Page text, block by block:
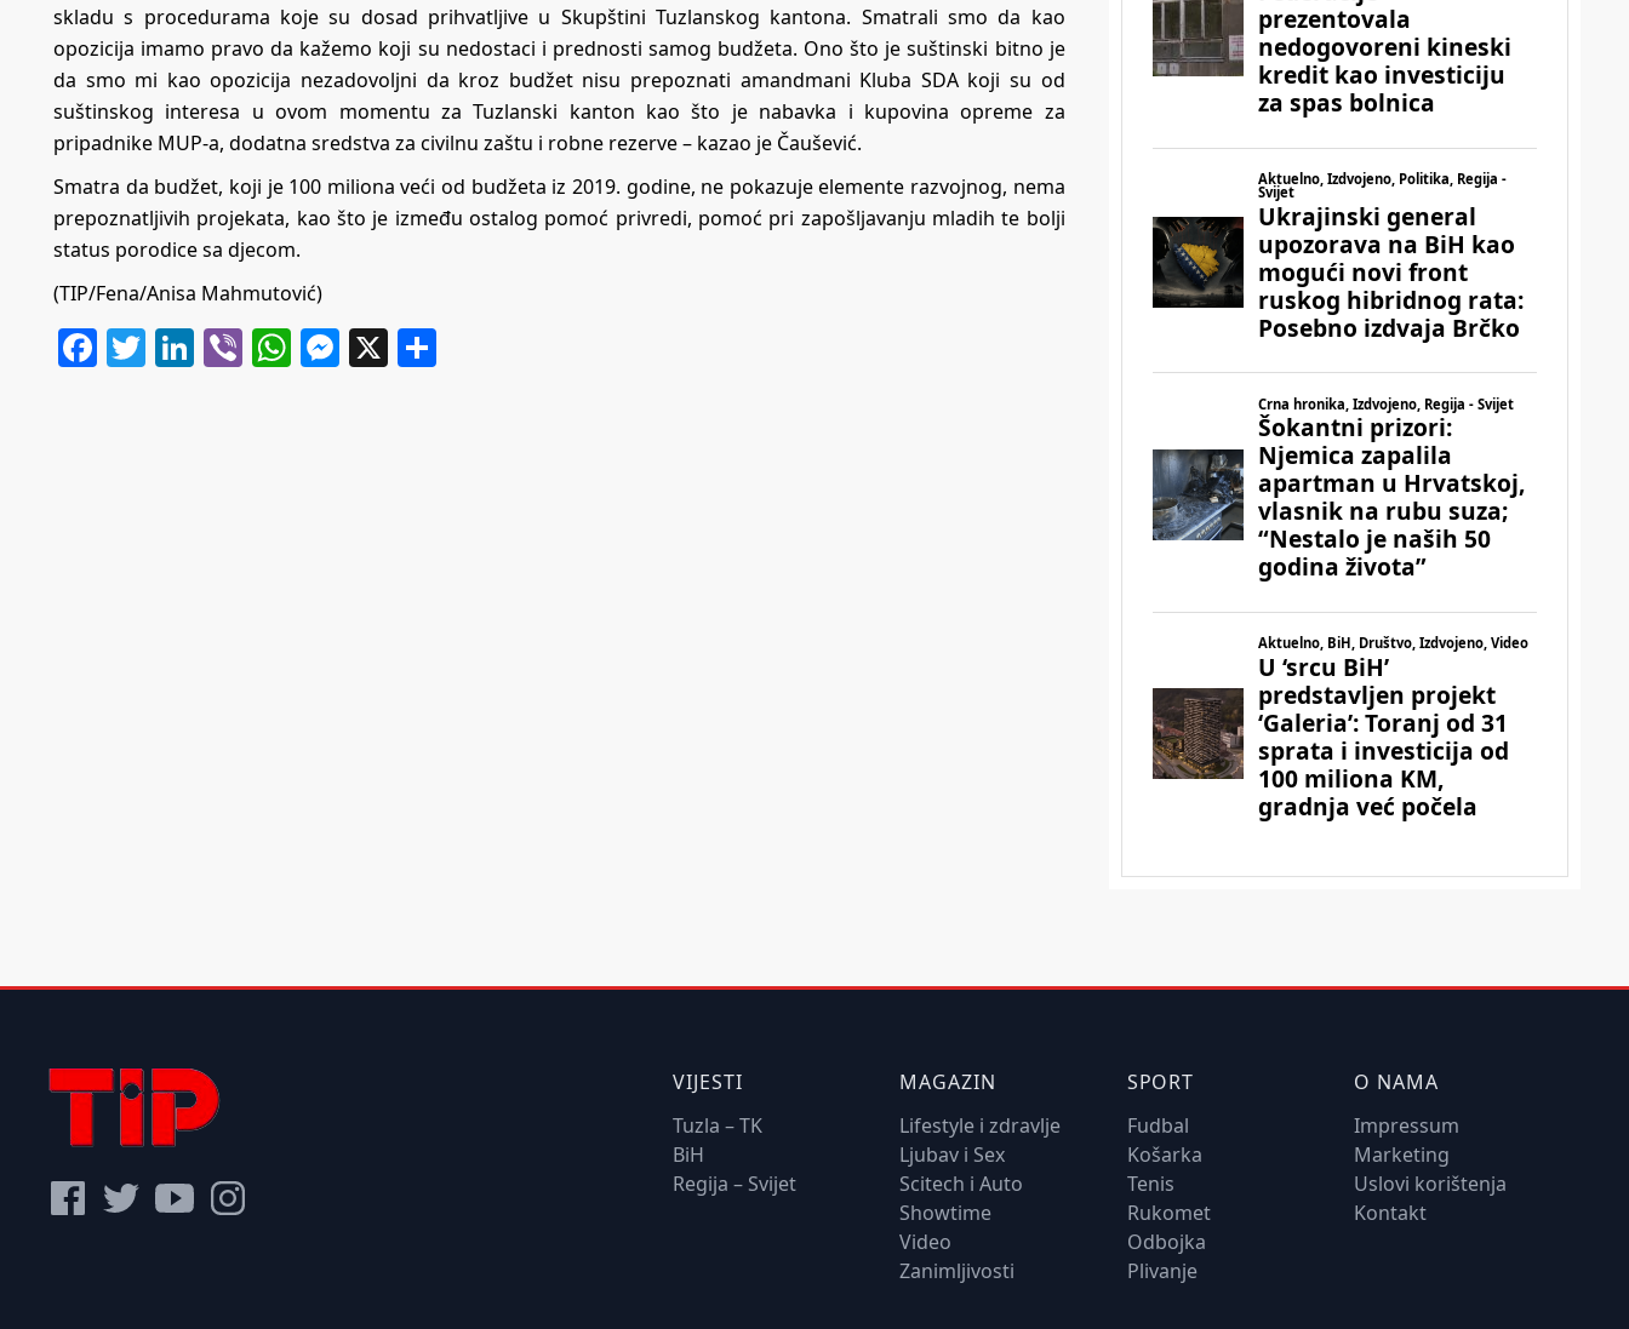
skladu s procedurama koje su dosad prihvatljive u Skupštini Tuzlanskog kantona. Smatrali smo da kao
opozicija imamo pravo da kažemo koji su nedostaci i prednosti samog budžeta. Ono što je suštinski bitno je
da smo mi kao opozicija nezadovoljni da kroz budžet nisu prepoznati amandmani Kluba SDA koji su od
suštinskog interesa u ovom momentu za Tuzlanski kanton kao što je nabavka i kupovina opreme za
pripadnike MUP-a, dodatna sredstva za civilnu zaštu i robne rezerve – kazao je Čaušević.
Smatra da budžet, koji je 100 miliona veći od budžeta iz 2019. godine, ne pokazuje elemente razvojnog, nema
prepoznatljivih projekata, kao što je između ostalog pomoć privredi, pomoć pri zapošljavanju mladih te bolji
status porodice sa djecom.
(TIP/Fena/Anisa Mahmutović)
Facebook
Twitter
LinkedIn
ViberWhatsApp
Messenger
X
VIJESTI
Tuzla – TK
BiH
Regija – Svijet
MAGAZIN
Lifestyle i zdravlje
Ljubav i Sex
Scitech i Auto
Showtime
Video
Zanimljivosti
SPORT
Fudbal
Košarka
Tenis
Rukomet
Odbojka
Plivanje
O NAMA
Impressum
Marketing
Uslovi korištenja
Kontakt